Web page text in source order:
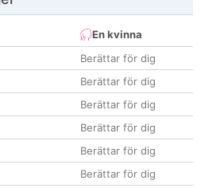
En kvinna
Berättar för dig
Berättar för dig
Berättar för dig
Berättar för dig
Berättar för dig
Berättar för dig